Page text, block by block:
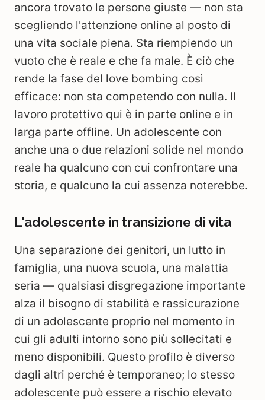
ancora trovato le persone giuste — non sta
scegliendo l'attenzione online al posto di
una vita sociale piena. Sta riempiendo un
vuoto che è reale e che fa male. È ciò che
rende la fase del love bombing così
efficace: non sta competendo con nulla. Il
lavoro protettivo qui è in parte online e in
larga parte offline. Un adolescente con
anche una o due relazioni solide nel mondo
reale ha qualcuno con cui confrontare una
storia, e qualcuno la cui assenza noterebbe.
L'adolescente in transizione di vita
Una separazione dei genitori, un lutto in
famiglia, una nuova scuola, una malattia
seria — qualsiasi disgregazione importante
alza il bisogno di stabilità e rassicurazione
di un adolescente proprio nel momento in
cui gli adulti intorno sono più sollecitati e
meno disponibili. Questo profilo è diverso
dagli altri perché è temporaneo; lo stesso
adolescente può essere a rischio elevato